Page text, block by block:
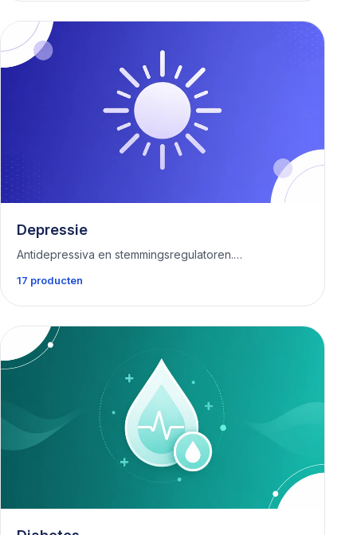
Depressie
Antidepressiva en stemmingsregulatoren.…
17 producten